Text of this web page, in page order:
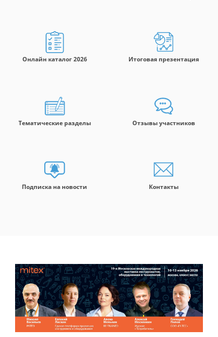
Онлайн каталог 2026 Итоговая презентация
Тематические разделы Отзывы участников
Подписка на новости Контакты